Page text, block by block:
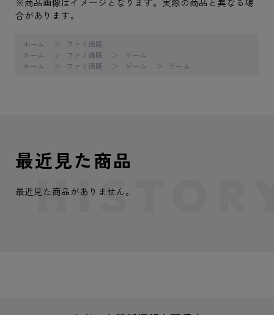
合があります。
ホーム
ファミ通販
ホーム
ファミ通販
ゲーム
ホーム
ファミ通販 ゲーム ゲーム
最近見た商品
最近見た商品がありません。